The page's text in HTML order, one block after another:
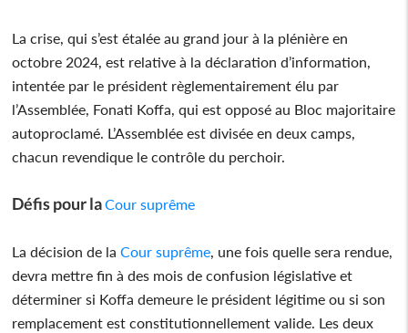
La crise, qui s’est étalée au grand jour à la plénière en
octobre 2024, est relative à la déclaration d’information,
intentée par le président règlementairement élu par
l’Assemblée, Fonati Koffa, qui est opposé au Bloc majoritaire
autoproclamé. L’Assemblée est divisée en deux camps,
chacun revendique le contrôle du perchoir.
Défis pour laCour suprême
La décision de laCour suprême , une fois quelle sera rendue,
devra mettre fin à des mois de confusion législative et
déterminer si Koffa demeure le président légitime ou si son
remplacement est constitutionnellement valide. Les deux